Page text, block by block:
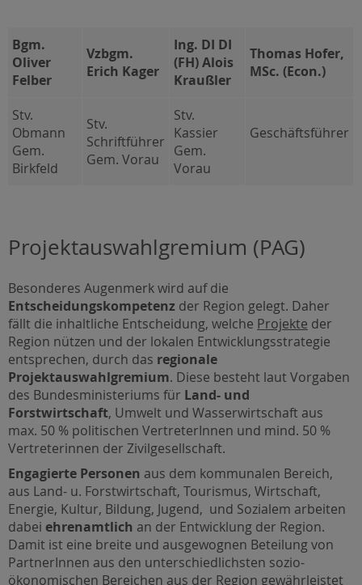
Bgm.
Oliver
Felber
Vzbgm.
Erich Kager
Ing. DI DI
(FH) Alois
Kraußler
Thomas Hofer,
MSc. (Econ.)
Stv.
Obmann
Gem.
Birkfeld
Stv.
Schriftführer
Gem. Vorau
Stv.
Kassier
Gem.
Vorau
Geschäftsführer
Projektauswahlgremium (PAG)
Besonderes Augenmerk wird auf die
Entscheidungskompetenz der Region gelegt. Daher
fällt die inhaltliche Entscheidung, welche Projekte der
Region nützen und der lokalen Entwicklungsstrategie
entsprechen, durch das regionale
Projektauswahlgremium. Diese besteht laut Vorgaben
des Bundesministeriums für Land- und
Forstwirtschaft, Umwelt und Wasserwirtschaft aus
max. 50 % politischen VertreterInnen und mind. 50 %
Vertreterinnen der Zivilgesellschaft.
Engagierte Personen aus dem kommunalen Bereich,
aus Land- u. Forstwirtschaft, Tourismus, Wirtschaft,
Energie, Kultur, Bildung, Jugend, und Sozialem arbeiten
dabei ehrenamtlich an der Entwicklung der Region.
Damit ist eine breite und ausgewognen Beteilung von
PartnerInnen aus den unterschiedlichsten sozio-
ökonomischen Bereichen aus der Region gewährleistet